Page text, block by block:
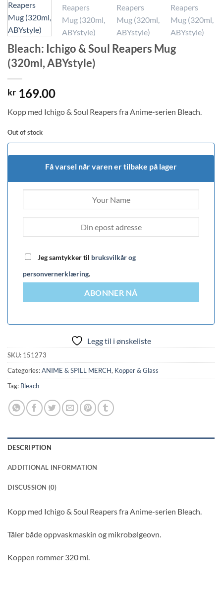
Bleach: Ichigo & Soul Reapers Mug
(320ml, ABYstyle)
kr 169.00
Kopp med Ichigo & Soul Reapers fra Anime-serien Bleach.
Out of stock
Få varsel når varen er tilbake på lager
Jeg samtykker til bruksvilkår og
personvernerklæring.
ABONNER NÅ
Legg til i ønskeliste
SKU: 151273
Categories:ANIME & SPILL MERCH, Kopper & Glass
Tag: Bleach
DESCRIPTION
ADDITIONAL INFORMATION
DISCUSSION (0)
Kopp med Ichigo & Soul Reapers fra Anime-serien Bleach.
Tåler både oppvaskmaskin og mikrobølgeovn.
Koppen rommer 320 ml.